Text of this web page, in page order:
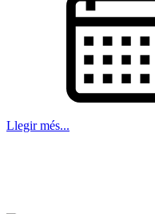
Llegir més...